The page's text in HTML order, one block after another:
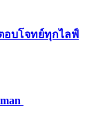
อบโจทย์ทุกไลฟ์